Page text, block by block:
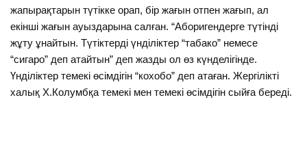
жапырақтарын түтікке орап, бір жағын отпен жағып, ал
екінші жағын ауыздарына салған. “Аборигендерге түтінді
жұту ұнайтын. Түтіктерді үнділіктер “табако” немесе
“сигаро” деп атайтын” деп жазды ол өз күнделігінде.
Үнділіктер темекі өсімдігін “кохобо” деп атаған. Жергілікті
халық Х.Колумбқа темекі мен темекі өсімдігін сыйға береді.